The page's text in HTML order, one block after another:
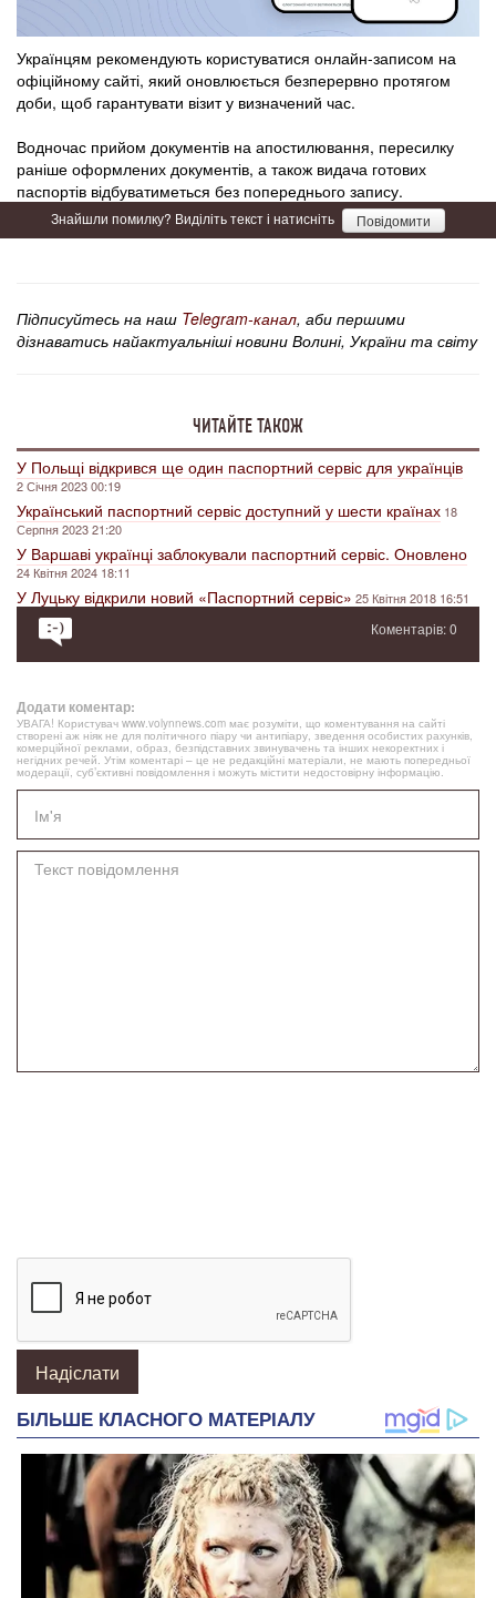
Українцям рекомендують користуватися онлайн-записом на
офіційному сайті, який оновлюється безперервно протягом
доби, щоб гарантувати візит у визначений час.
Водночас прийом документів на апостилювання, пересилку
раніше оформлених документів, а також видача готових
паспортів відбуватиметься без попереднього запису.
Знайшли помилку? Виділіть текст і натисніть Повідомити
Підписуйтесь на наш Telegram-канал, аби першими
дізнаватись найактуальніші новини Волині, України та світу
ЧИТАЙТЕ ТАКОЖ
У Польщі відкрився ще один паспортний сервіс для українців
2 Січня 2023 00:19
Український паспортний сервіс доступний у шести країнах 18
Серпня 2023 21:20
У Варшаві українці заблокували паспортний сервіс. Оновлено
24 Квітня 2024 18:11
У Луцьку відкрили новий «Паспортний сервіс» 25 Квітня 2018 16:51
Коментарів: 0
Додати коментар:
УВАГА! Користувач www.volynnews.com має розуміти, що коментування на сайті
створені аж ніяк не для політичного піару чи антипіару, зведення особистих рахунків,
комерційної реклами, образ, безпідставних звинувачень та інших некоректних і
негідних речей. Утім коментарі – це не редакційні матеріали, не мають попередньої
модерації, суб’єктивні повідомлення і можуть містити недостовірну інформацію.